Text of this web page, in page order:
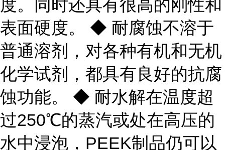
度。同时还具有很高的刚性和
表面硬度。 ◆ 耐腐蚀不溶于
普通溶剂，对各种有机和无机
化学试剂，都具有良好的抗腐
蚀功能。 ◆ 耐水解在温度超
过250℃的蒸汽或处在高压的
水中浸泡，PEEK制品仍可以